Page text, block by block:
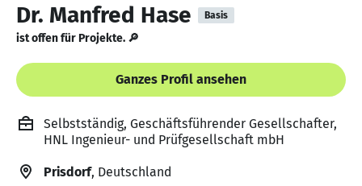
Dr. Manfred Hase Basis
ist offen für Projekte. 🔎
Ganzes Profil ansehen
Selbstständig, Geschäftsführender Gesellschafter,
HNL Ingenieur- und Prüfgesellschaft mbH
Prisdorf, Deutschland